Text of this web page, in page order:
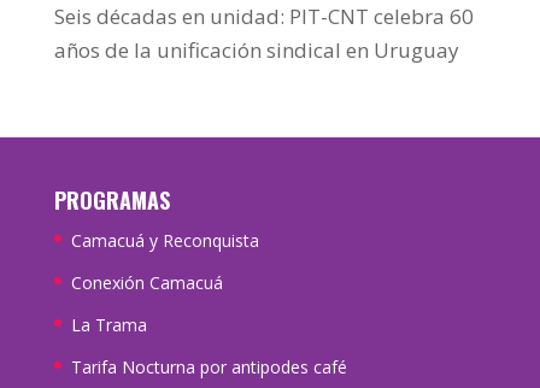
Seis décadas en unidad: PIT-CNT celebra 60
años de la unificación sindical en Uruguay
PROGRAMAS
Camacuá y Reconquista
Conexión Camacuá
La Trama
Tarifa Nocturna por antipodes café